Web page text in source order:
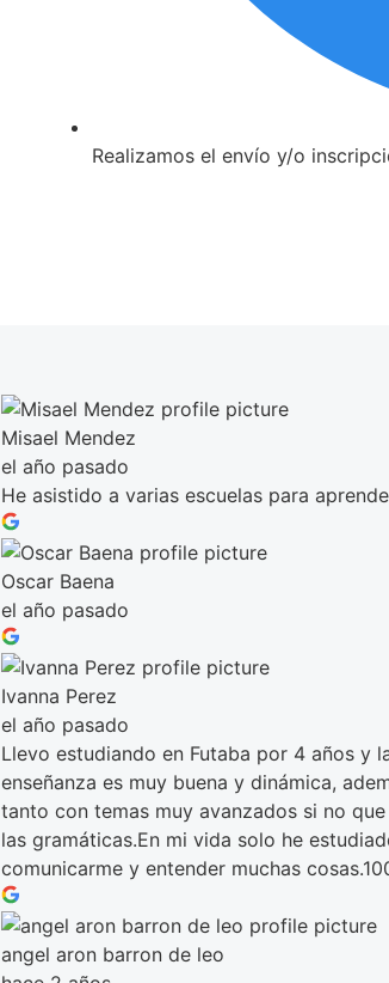
Realizamos el envío y/o
Misael Mendez
el año pasado
He asistido a varias escuelas para
Oscar Baena
el año pasado
Ivanna Perez
el año pasado
Llevo estudiando en Futaba por 4 años y
enseñanza es muy buena y dinámica,
tanto con temas muy avanzados si no
las gramáticas.En mi vida solo he
comunicarme y entender muchas
angel aron barron de leo